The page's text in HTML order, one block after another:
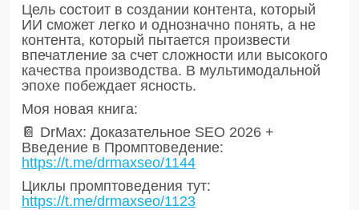
Цель состоит в создании контента, который
ИИ сможет легко и однозначно понять, а не
контента, который пытается произвести
впечатление за счет сложности или высокого
качества производства. В мультимодальной
эпохе побеждает ясность.
Моя новая книга:
📔 DrMax: Доказательное SEO 2026 +
Введение в Промптоведение:
https://t.me/drmaxseo/1144
Циклы промптоведения тут:
https://t.me/drmaxseo/1123